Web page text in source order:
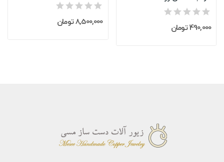
8,500,000 تومان 490,000 تومان